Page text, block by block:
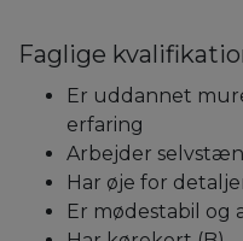
Faglige
Er uddannet
erfaring
Arbejder
Har øje for
Er mødestabil og